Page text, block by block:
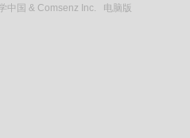
中国 & Comsenz Inc. 电脑版